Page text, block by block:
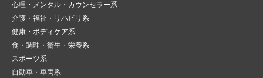
心理・メンタル・カウンセラー系
介護・福祉・リハビリ系
健康・ボディケア系
食・調理・衛生・栄養系
スポーツ系
自動車・車両系